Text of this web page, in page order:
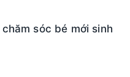
sóc bé mới sinh